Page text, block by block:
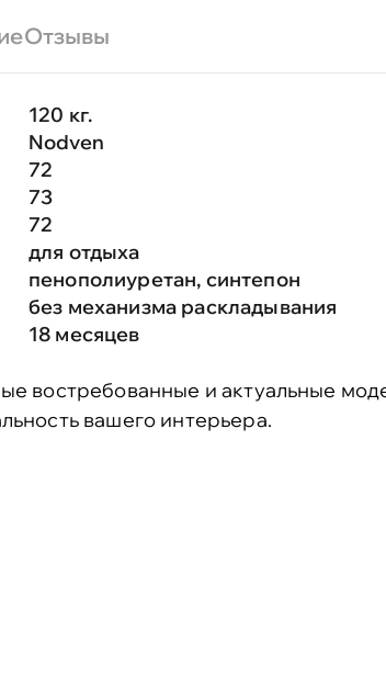
Отзывы
120 кг.
Nodven
72
73
72
для отдыха
пенополиуретан, синтепон
без механизма раскладывания
18 месяцев
востребованные и актуальные
вашего интерьера.